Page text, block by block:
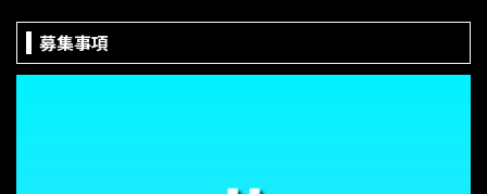
募集事項